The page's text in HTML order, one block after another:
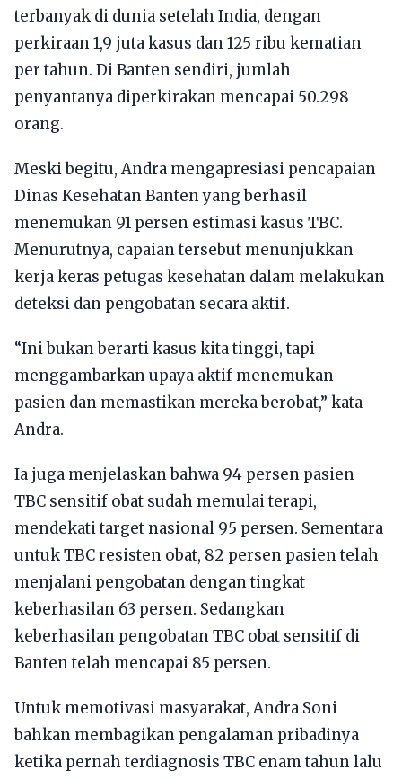
terbanyak di dunia setelah India, dengan
perkiraan 1,9 juta kasus dan 125 ribu kematian
per tahun. Di Banten sendiri, jumlah
penyantanya diperkirakan mencapai 50.298
orang.
Meski begitu, Andra mengapresiasi pencapaian
Dinas Kesehatan Banten yang berhasil
menemukan 91 persen estimasi kasus TBC.
Menurutnya, capaian tersebut menunjukkan
kerja keras petugas kesehatan dalam melakukan
deteksi dan pengobatan secara aktif.
“Ini bukan berarti kasus kita tinggi, tapi
menggambarkan upaya aktif menemukan
pasien dan memastikan mereka berobat,” kata
Andra.
Ia juga menjelaskan bahwa 94 persen pasien
TBC sensitif obat sudah memulai terapi,
mendekati target nasional 95 persen. Sementara
untuk TBC resisten obat, 82 persen pasien telah
menjalani pengobatan dengan tingkat
keberhasilan 63 persen. Sedangkan
keberhasilan pengobatan TBC obat sensitif di
Banten telah mencapai 85 persen.
Untuk memotivasi masyarakat, Andra Soni
bahkan membagikan pengalaman pribadinya
ketika pernah terdiagnosis TBC enam tahun lalu